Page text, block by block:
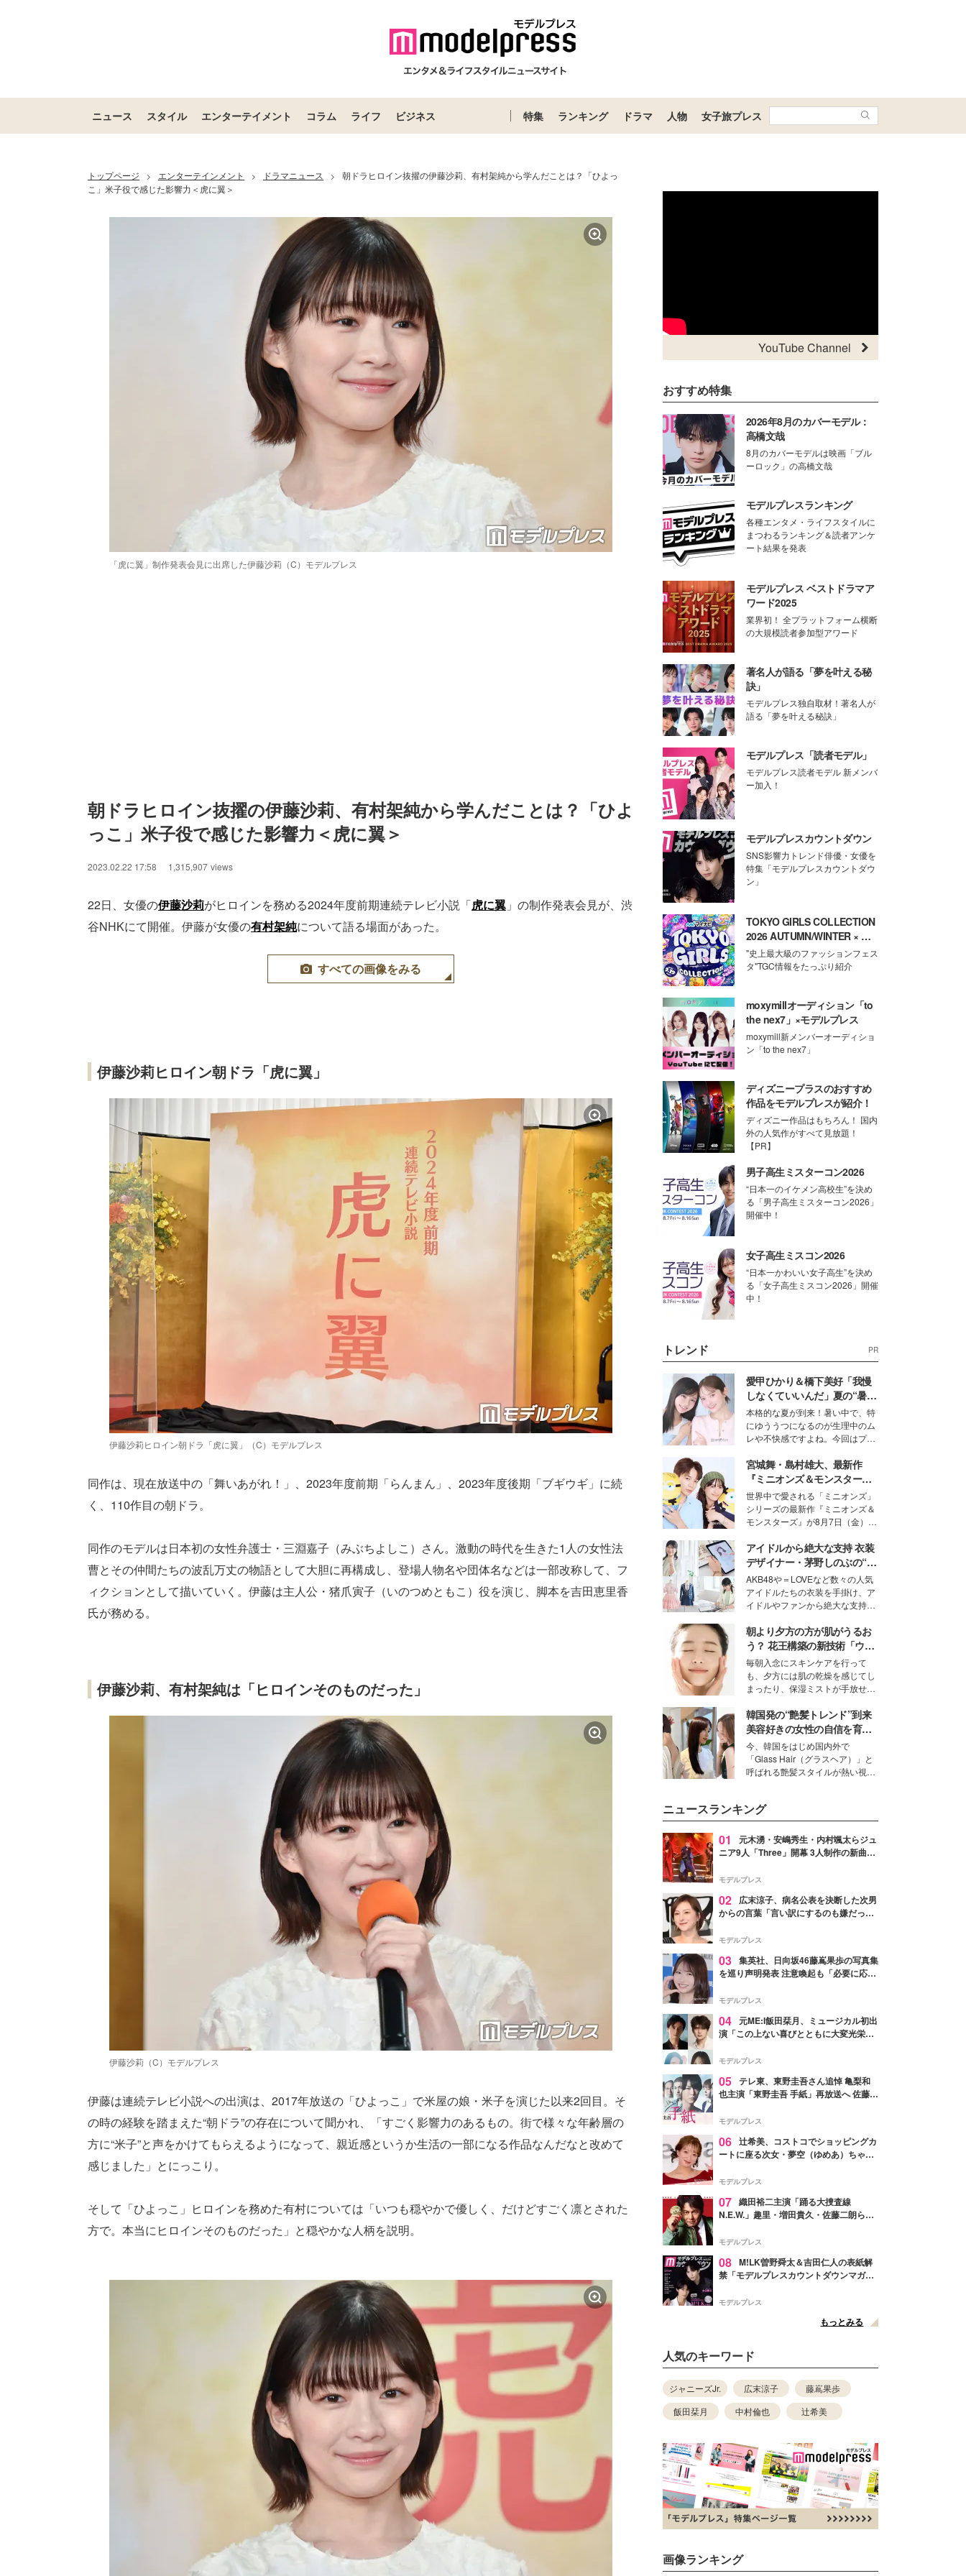
ニュース スタイル エンターテイメント コラム ライフ ビジネス 特集 ランキング ドラマ 人物 女子旅プレス
トップページ > エンターテインメント > ドラマニュース >
朝ドラヒロイン抜擢の伊藤沙莉、有村架純から学んだことは？「ひよっ
こ」米子役で感じた影響力＜虎に翼＞
「虎に翼」制作発表会見に出席した伊藤沙莉（C）モデルプレス
朝ドラヒロイン抜擢の伊藤沙莉、有村架純から学んだことは？「ひよ
っこ」米子役で感じた影響力＜虎に翼＞
2023.02.22 17:58 1,315,907 views
22日、女優の伊藤沙莉がヒロインを務める2024年度前期連続テレビ小説「虎に翼 」の制作発表会見が、渋
谷NHKにて開催。伊藤が女優の有村架純について語る場面があった。
すべての画像をみる
伊藤沙莉ヒロイン朝ドラ「虎に翼」
伊藤沙莉ヒロイン朝ドラ「虎に翼」（C）モデルプレス
同作は、現在放送中の「舞いあがれ！」、2023年度前期「らんまん」、2023年度後期「ブギウギ」に続
く、110作目の朝ドラ。
同作のモデルは日本初の女性弁護士・三淵嘉子（みぶちよしこ）さん。激動の時代を生きた1人の女性法
曹とその仲間たちの波乱万丈の物語として大胆に再構成し、登場人物名や団体名などは一部改称して、フ
ィクションとして描いていく。伊藤は主人公・猪爪寅子（いのつめともこ）役を演じ、脚本を吉田恵里香
氏が務める。
伊藤沙莉、有村架純は「ヒロインそのものだった」
伊藤沙莉（C）モデルプレス
伊藤は連続テレビ小説への出演は、2017年放送の「ひよっこ」で米屋の娘・米子を演じた以来2回目。そ
の時の経験を踏まえた“朝ドラ”の存在について聞かれ、「すごく影響力のあるもの。街で様々な年齢層の
方に“米子”と声をかけてもらえるようになって、親近感というか生活の一部になる作品なんだなと改めて
感じました」とにっこり。
そして「ひよっこ」ヒロインを務めた有村については「いつも穏やかで優しく、だけどすごく凛とされた
方で。本当にヒロインそのものだった」と穏やかな人柄を説明。
YouTube Channel
おすすめ特集
2026年8月のカバーモデル：
高橋文哉
8月のカバーモデルは映画「ブル
ーロック」の高橋文哉
モデルプレスランキング
各種エンタメ・ライフスタイルに
まつわるランキング＆読者アンケ
ート結果を発表
モデルプレス ベストドラマア
ワード2025
業界初！ 全プラットフォーム横断
の大規模読者参加型アワード
著名人が語る「夢を叶える秘
訣」
モデルプレス独自取材！著名人が
語る「夢を叶える秘訣」
モデルプレス「読者モデル」
モデルプレス読者モデル 新メンバ
ー加入！
モデルプレスカウントダウン
SNS影響力トレンド俳優・女優を
特集「モデルプレスカウントダウ
ン」
TOKYO GIRLS COLLECTION
2026 AUTUMN/WINTER × モ
デルプレス
"史上最大級のファッションフェス
タ"TGC情報をたっぷり紹介
moxymillオーディション「to
the nex7」×モデルプレス
moxymill新メンバーオーディショ
ン「to the nex7」
ディズニープラスのおすすめ
作品をモデルプレスが紹介！
ディズニー作品はもちろん！ 国内
外の人気作がすべて見放題！
【PR】
男子高生ミスターコン2026
“日本一のイケメン高校生”を決め
る「男子高生ミスターコン2026」
開催中！
女子高生ミスコン2026
“日本一かわいい女子高生”を決め
る「女子高生ミスコン2026」開催
中！
トレンド PR
愛甲ひかり＆橋下美好「我慢
しなくていいんだ」夏の“暑さ
対策”の新しい選択肢とは？
本格的な夏が到来！暑い中で、特
にゆううつになるのが生理中のム
レや不快感ですよね。今回はプラ
モデル・愛甲ひかりさんと橋下美
好さんを迎えて本音で女子会トー
ク。猛暑のお出かけを快適に過ご
すヒントや、2人が感動した夏の
生理の新常識にも迫りました。
宮城舞・島村雄大、最新作
『ミニオンズ＆モンスター
ズ』の魅力熱弁 ハチャメチャ
だけじゃない“友情と絆”に感
動
世界中で愛される「ミニオンズ」
シリーズの最新作『ミニオンズ＆
モンスターズ』が8月7日（金）に
ニオン好き”という共通点を持つモ
デルの宮城舞と島村雄大の特別対
談をお届け！それぞれの視点か
ら、今作ならではの魅力や予想外
の感動をもたらす奥深いストーリ
ーについて熱く語り合ってもらっ
た。
アイドルから絶大な支持 衣装
デザイナー・茅野しのぶの“可
愛い”を作る美学＜「シチズン
クロスシー」インタビュー＞
AKB48や＝LOVEなど数々の人気
アイドルたちの衣装を手掛け、ア
イドルやファンから絶大な支持を
取締役兼クリエイティブディレク
ター・茅野しのぶ。一人ひとりの
個性に寄り添い、魅力を引き出す
衣装作りは、多くの女性たちに勇
気と自信を与え続けている。
朝より夕方の方が肌がうるお
う？ 花王構築の新技術「ウォ
ーターキャプチャリングスキ
ン（捕水肌）」がスキンケア
の常識を変える予感
毎朝入念にスキンケアを行って
も、夕方には肌の乾燥を感じてし
まったり、保湿ミストが手放せな
な美容の常識を大きく変える可能
性を秘めた、革新的な「Water
Capturing Skin（ウォーターキャ
プチャリングスキン：捕水肌）」
技術を、花王が構築した。
韓国発の“艶髪トレンド”到来
美容好きの女性の自信を育む
「ヘアケア事情」って？
今、韓国をはじめ国内外で
「Glass Hair（グラスヘア）」と
呼ばれる艶髪スタイルが熱い視線
して、“髪そのものの美しさ”に改
めて注目する人が増えている様
子。今回は、そんな憧れの艶やか
な髪を日常で叶える、美容好きの
ます。
ニュースランキング
01
元木湧・安嶋秀生・内村颯太らジュ
ニア9人「Three」開幕 3人制作の新曲＆
進んで夢を掴みたい」【ゲネプロレポ】
モデルプレス
02
広末涼子、病名公表を決断した次男
からの言葉「言い訳にするのも嫌だっ
モデルプレス
03 集英社、日向坂46藤嶌果歩の写真集
を巡り声明発表 注意喚起も「必要に応じ
モデルプレス
04 元ME:I飯田栞月、ミュージカル初出
演「この上ない喜びとともに大変光栄」
ャスト発表
モデルプレス
05 テレ東、東野圭吾さん追悼 亀梨和
也主演「東野圭吾 手紙」再放送へ 佐藤隆
モデルプレス
06 辻希美、コストコでショッピングカ
ートに座る次女・夢空（ゆめあ）ちゃん
ぎ」「成長を感じる」の声
モデルプレス
07 織田裕二主演「踊る大捜査線
N.E.W.」趣里・増田貴久・佐藤二朗ら新
徴する“謎のキーワード”も
モデルプレス
08 M!LK曽野舜太＆吉田仁人の表紙解
禁「モデルプレスカウントダウンマガジ
モデルプレス
もっとみる
人気のキーワード
ジャニーズJr. 広末涼子
藤嶌果歩
飯田栞月
中村倫也 辻希美
画像ランキング